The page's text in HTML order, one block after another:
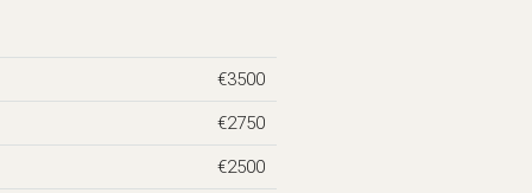
€3500
€2750
€2500